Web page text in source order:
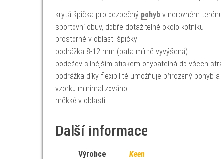
krytá špička pro bezpečný pohyb v nerovném
sportovní obuv, dobře dotažitelné okolo kotníku
prostorné v oblasti špičky
podrážka 8-12 mm (pata mírně vyvýšená)
podešev silnějším stiskem ohybatelná do všech
podrážka díky flexibilitě umožňuje přirozený pohyb
vzorku minimalizováno
měkké v oblasti…
Další informace
Výrobce Keen